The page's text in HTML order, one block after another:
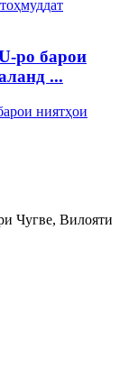
ро барои
...
Чугве, Вилояти